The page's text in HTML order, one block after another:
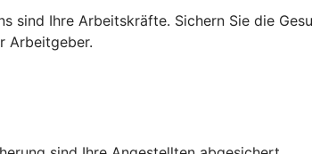
sind Ihre Arbeitskräfte. Sichern Sie die
Arbeitgeber.